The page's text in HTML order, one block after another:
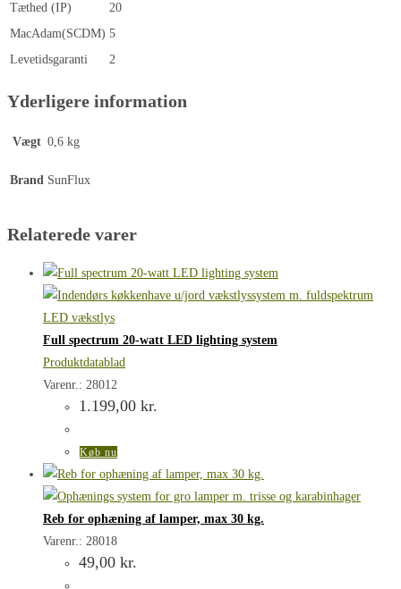
Tæthed (IP)
20
MacAdam(SCDM) 5
Levetidsgaranti
2
Yderligere information
Vægt 0,6 kg
Brand SunFlux
Relaterede varer
Full spectrum 20-watt LED lighting system
Produktdatablad
Varenr.: 28012
1.199,00 kr.
Køb nu
Reb for ophæning af lamper, max 30 kg.
Varenr.: 28018
49,00 kr.